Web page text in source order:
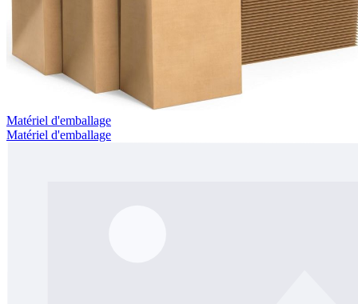
Matériel d'emballage
Matériel d'emballage